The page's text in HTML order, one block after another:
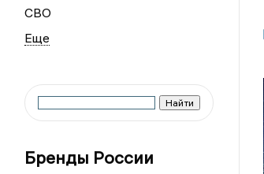
СВО
Бренды России